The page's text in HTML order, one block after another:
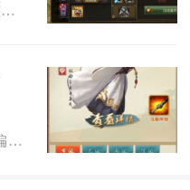
顺利通关攻城掠地211副本，核心技巧集中在固定武将排阵、精准战法释放节奏、硬件门槛把控、斩
谢晓峰属于中后期上限极高的偏副C侠客，持续伤害能力稳定，爆发依托全队攻击面板联动，PVE长